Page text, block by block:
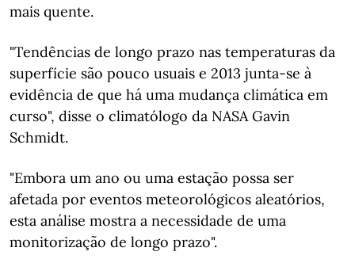
mais quente.
"Tendências de longo prazo nas temperaturas da
superfície são pouco usuais e 2013 junta-se à
evidência de que há uma mudança climática em
curso", disse o climatólogo da NASA Gavin
Schmidt.
"Embora um ano ou uma estação possa ser
afetada por eventos meteorológicos aleatórios,
esta análise mostra a necessidade de uma
monitorização de longo prazo".